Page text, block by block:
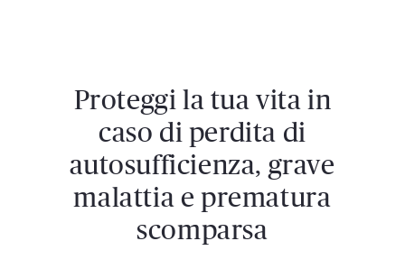
Proteggi la tua vita in
caso di perdita di
autosufficienza, grave
malattia e prematura
scomparsa